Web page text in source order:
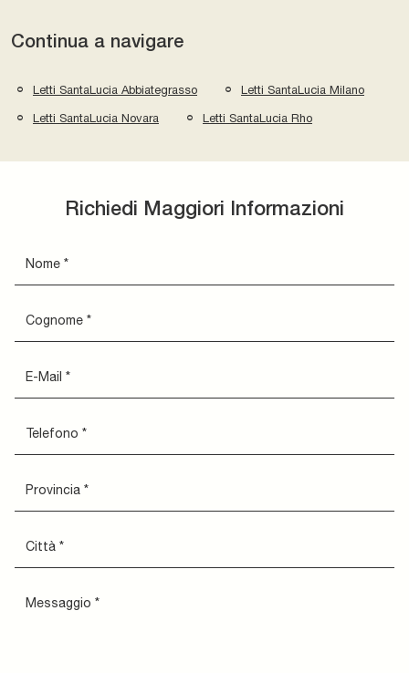
Continua a navigare
Letti SantaLucia Abbiategrasso Letti SantaLucia Milano
Letti SantaLucia Novara Letti SantaLucia Rho
Richiedi Maggiori Informazioni